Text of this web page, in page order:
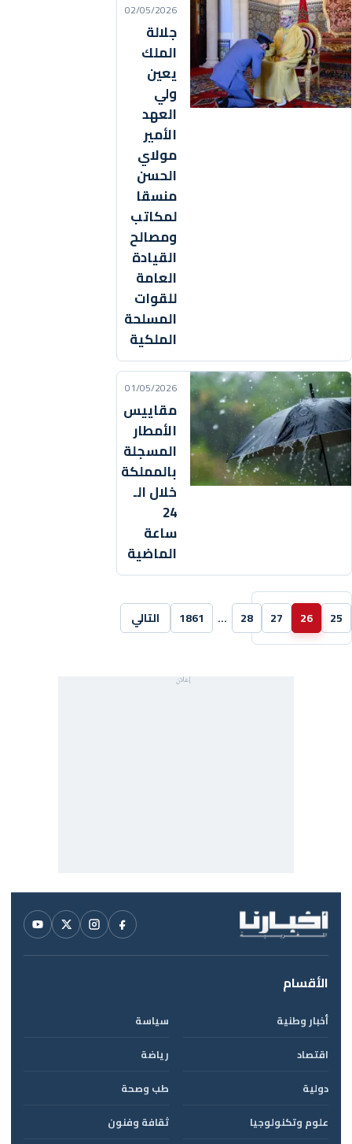
02/05/2026
جلالة
الملك
يعين
ولي
العهد
الأمير
مولاي
الحسن
منسقا
لمكاتب
ومصالح
القيادة
العامة
للقوات
المسلحة
الملكية
01/05/2026
مقاييس
الأمطار
المسجلة
بالمملكة
خلال الـ
24
ساعة
الماضية
25
26
27
28
…
1861 التالي
الأقسام
أخبار وطنية
سياسة
اقتصاد
رياضة
دولية
طب وصحة
علوم وتكنولوجيا
ثقافة وفنون